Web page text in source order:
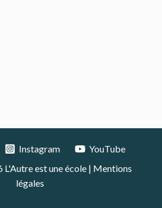
Instagram
YouTube
est une école | Mentions
légales